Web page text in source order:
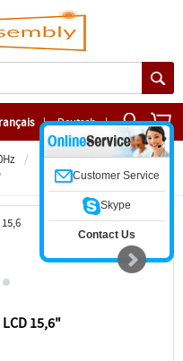
| Deutsch |
LCD 15,6"
Customer Service
Skype
Contact Us